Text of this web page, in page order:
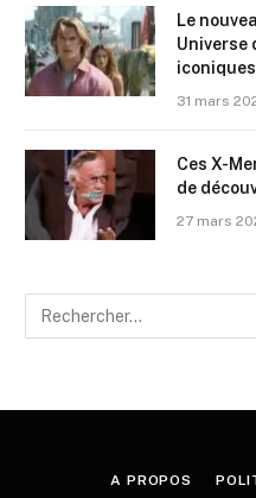
Le
Universe
31 mars
Ces X-
de
27 mars
A PROPOS